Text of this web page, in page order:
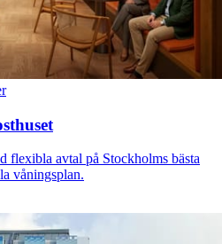
flexibla avtal på Stockholms bästa
våningsplan.